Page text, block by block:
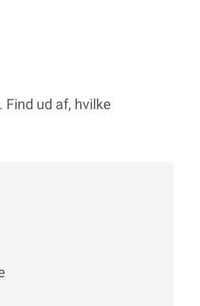
ud af, hvilke